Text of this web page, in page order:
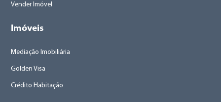
Vender Imóvel
Imóveis
Mediação Imobiliária
Golden Visa
Crédito Habitação